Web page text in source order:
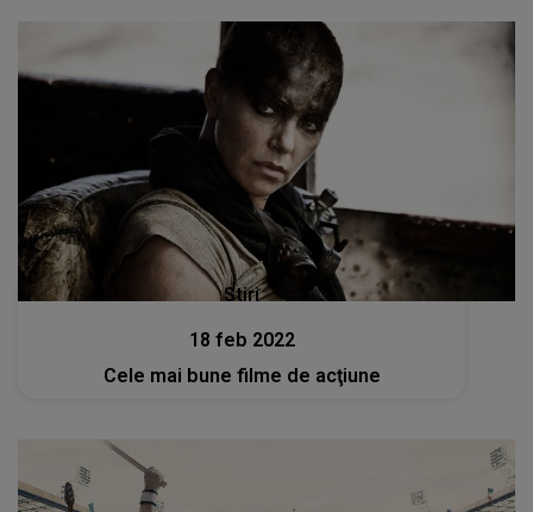
Stiri
18 feb 2022
Cele mai bune filme de acţiune